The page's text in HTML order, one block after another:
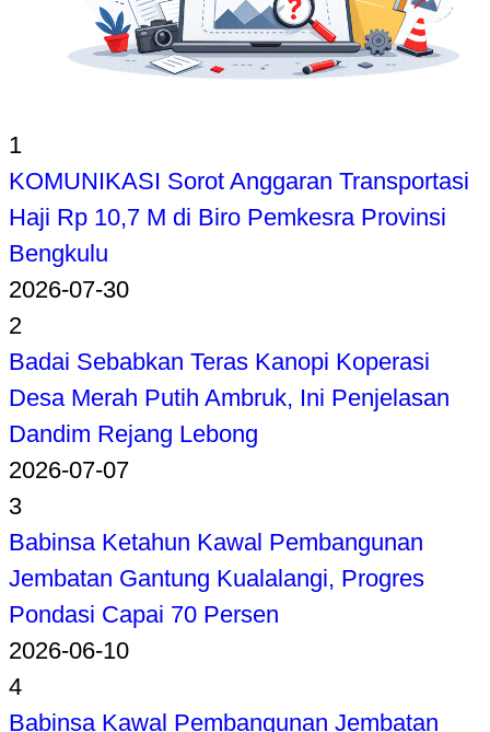
1
KOMUNIKASI Sorot Anggaran Transportasi
Haji Rp 10,7 M di Biro Pemkesra Provinsi
Bengkulu
2026-07-30
2
Badai Sebabkan Teras Kanopi Koperasi
Desa Merah Putih Ambruk, Ini Penjelasan
Dandim Rejang Lebong
2026-07-07
3
Babinsa Ketahun Kawal Pembangunan
Jembatan Gantung Kualalangi, Progres
Pondasi Capai 70 Persen
2026-06-10
4
Babinsa Kawal Pembangunan Jembatan